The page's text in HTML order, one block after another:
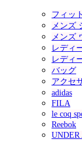
フィッ
メンズ
メンズ
レディ
レディ
バッグ
アクセ
adidas
FILA
le coq
Reebok
UNDER